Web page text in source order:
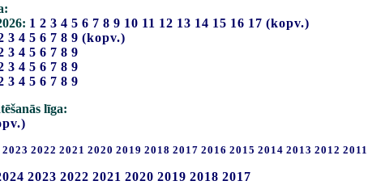
1 2 3 4 5 6 7 8 9 10 11 12 13 14 15 16 17 (kopv.)
3 4 5 6 7 8 9 (kopv.)
3 4 5 6 7 8 9
3 4 5 6 7 8 9
3 4 5 6 7 8 9
līga:
2023 2022 2021 2020 2019 2018 2017 2016 2015 2014 2013 2012 2011
2023 2022 2021 2020 2019 2018 2017